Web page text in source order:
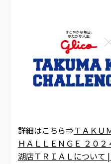
詳細はこちら⇒ＴＡＫＵ
ＨＡＬＬＥＮＧＥ ２０
湖店ＴＲＩＡＬについて